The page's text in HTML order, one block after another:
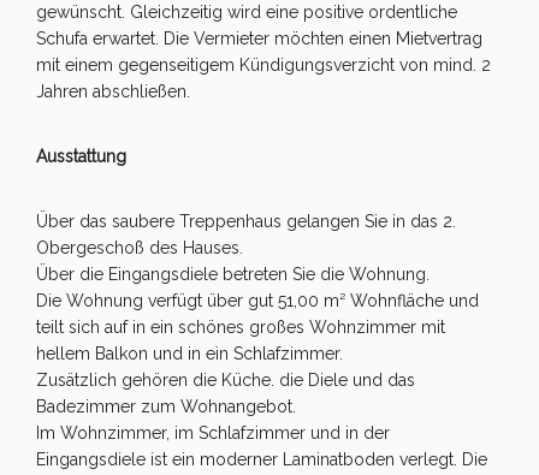
gewünscht. Gleichzeitig wird eine positive ordentliche
Schufa erwartet. Die Vermieter möchten einen Mietvertrag
mit einem gegenseitigem Kündigungsverzicht von mind. 2
Jahren abschließen.
Ausstattung
Über das saubere Treppenhaus gelangen Sie in das 2.
Obergeschoß des Hauses.
Über die Eingangsdiele betreten Sie die Wohnung.
Die Wohnung verfügt über gut 51,00 m² Wohnfläche und
teilt sich auf in ein schönes großes Wohnzimmer mit
hellem Balkon und in ein Schlafzimmer.
Zusätzlich gehören die Küche. die Diele und das
Badezimmer zum Wohnangebot.
Im Wohnzimmer, im Schlafzimmer und in der
Eingangsdiele ist ein moderner Laminatboden verlegt. Die